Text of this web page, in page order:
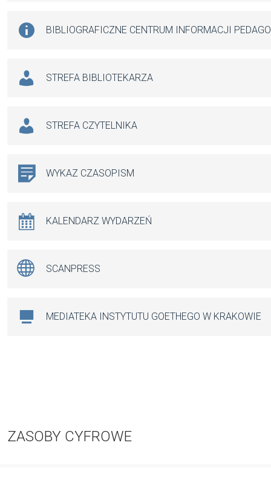
BIBLIOGRAFICZNE CENTRUM INFORMACJI
STREFA BIBLIOTEKARZA
STREFA CZYTELNIKA
WYKAZ CZASOPISM
KALENDARZ WYDARZEŃ
SCANPRESS
MEDIATEKA INSTYTUTU GOETHEGO W KRAKOWIE
ZASOBY CYFROWE